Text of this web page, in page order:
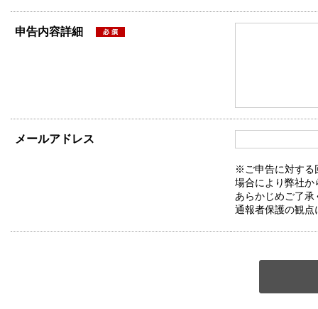
申告内容詳細
メールアドレス
※ご申告に対する
場合により弊社か
あらかじめご了承
通報者保護の観点